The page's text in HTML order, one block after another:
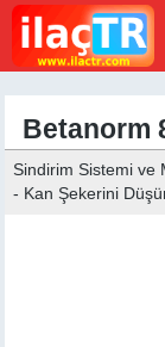
Betanorm
Sindirim Sistemi ve
- Kan Şekerini